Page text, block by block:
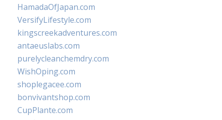
HamadaOfJapan.com
VersifyLifestyle.com
kingscreekadventures.com
antaeuslabs.com
purelycleanchemdry.com
WishOping.com
shoplegacee.com
bonvivantshop.com
CupPlante.com